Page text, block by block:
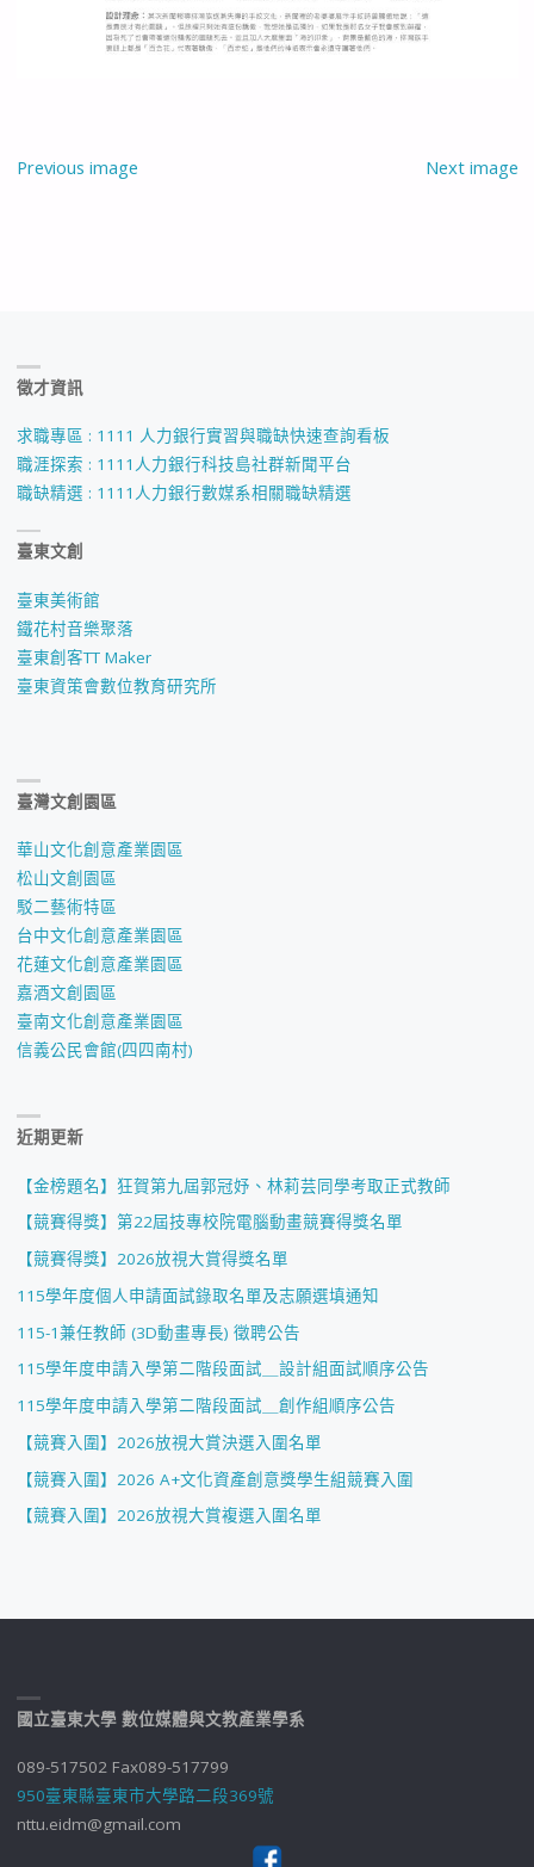
Previous image Next image
徵才資訊
求職專區 : 1111 人力銀行實習與職缺快速查詢看板
職涯探索 : 1111人力銀行科技島社群新聞平台
職缺精選 : 1111人力銀行數媒系相關職缺精選
臺東文創
臺東美術館
鐵花村音樂聚落
臺東創客TT Maker
臺東資策會數位教育研究所
臺灣文創園區
華山文化創意產業園區
松山文創園區
駁二藝術特區
台中文化創意產業園區
花蓮文化創意產業園區
嘉酒文創園區
臺南文化創意產業園區
信義公民會館(四四南村)
近期更新
【金榜題名】狂賀第九屆郭冠妤、林莉芸同學考取正式教師
【競賽得獎】第22屆技專校院電腦動畫競賽得獎名單
【競賽得獎】2026放視大賞得獎名單
115學年度個人申請面試錄取名單及志願選填通知
115-1兼任教師 (3D動畫專長) 徵聘公告
115學年度申請入學第二階段面試＿設計組面試順序公告
115學年度申請入學第二階段面試＿創作組順序公告
【競賽入圍】2026放視大賞決選入圍名單
【競賽入圍】2026 A+文化資產創意獎學生組競賽入圍
【競賽入圍】2026放視大賞複選入圍名單
國立臺東大學 數位媒體與文教產業學系
089-517502 Fax089-517799
950臺東縣臺東市大學路二段369號
nttu.eidm@gmail.com